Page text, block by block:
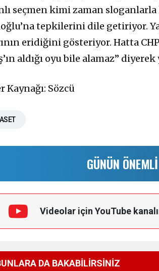
seçmen kimi zaman
tepkilerini dile getiriyor.
eridiğini gösteriyor. Hatta
aldığı oyu bile alamaz”
Kaynağı: Sözcü
GÜNÜN
Videolar için YouTube
DA BAKABİLİRSİNİZ